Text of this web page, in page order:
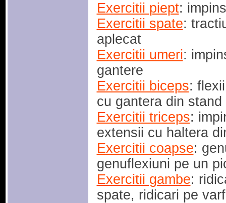
Exercitii piept:
Exercitii spate:
aplecat
Exercitii umeri:
gantere
Exercitii biceps:
cu gantera din stand
Exercitii triceps:
extensii cu haltera
Exercitii coapse:
genuflexiuni pe un
Exercitii gambe:
spate, ridicari pe